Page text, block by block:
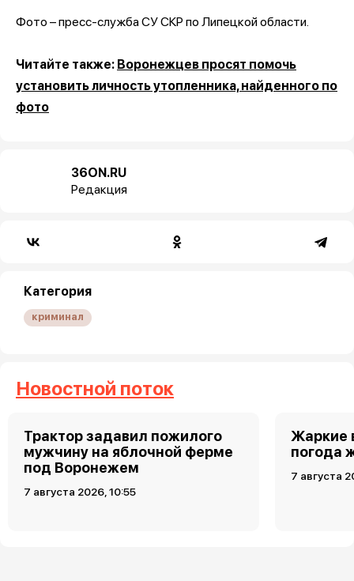
Фото – пресс-служба СУ СКР по Липецкой области.
Читайте также: Воронежцев просят помочь
установить личность утопленника, найденного по
фото
36ON.RU
Редакция
Категория
криминал
Новостной поток
Трактор задавил пожилого
мужчину на яблочной ферме
под Воронежем
7 августа 2026, 10:55
Жаркие
погода
7 августа